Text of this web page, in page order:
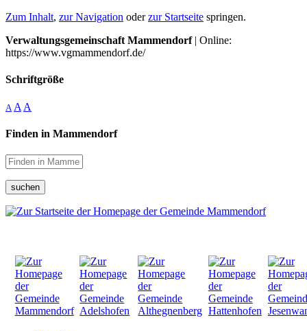
Zum Inhalt, zur Navigation oderzur Startseite springen.
Verwaltungsgemeinschaft Mammendorf| Online:
https://www.vgmammendorf.de/
Schriftgröße
A A A
Finden in Mammendorf
suchen